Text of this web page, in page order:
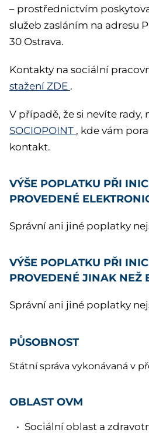
– prostřednictvím
služeb zasláním na adresu
30 Ostrava.
Kontakty na sociální
stažení ZDE .
V případě, že si nevíte
SOCIOPOINT , kde vám
kontakt.
VÝŠE POPLATKU PŘI
PROVEDENÉ
Správní ani jiné poplatky
VÝŠE POPLATKU PŘI
PROVEDENÉ JINAK NEŽ
Správní ani jiné poplatky
PŮSOBNOST
Státní správa vykonávaná v
OBLAST OVM
Sociální oblast a